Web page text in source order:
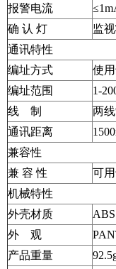
报警电流
确 认 灯
监
通讯特性
编址方式
使
编址范围
1-
线 制
两
通讯距离
兼容性
兼 容 性
可
机械特性
外壳材质
ABS
外 观
产品重量